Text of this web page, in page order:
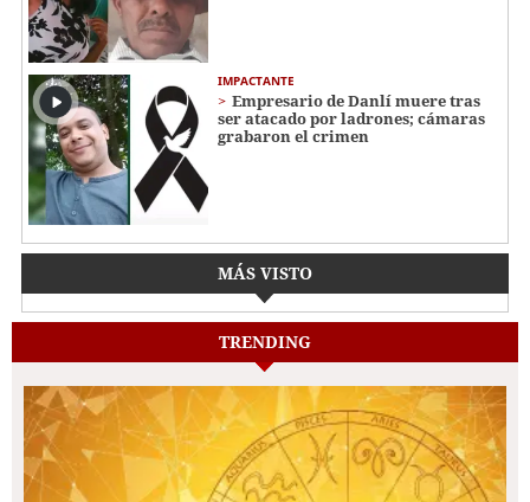
IMPACTANTE
Empresario de Danlí muere tras
ser atacado por ladrones; cámaras
grabaron el crimen
MÁS VISTO
TRENDING